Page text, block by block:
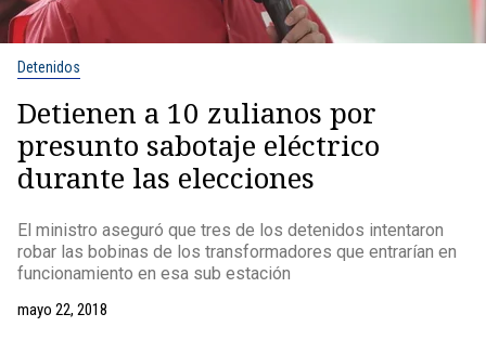
Detenidos
Detienen a 10 zulianos por
presunto sabotaje eléctrico
durante las elecciones
El ministro aseguró que tres de los detenidos intentaron
robar las bobinas de los transformadores que entrarían en
funcionamiento en esa sub estación
mayo 22, 2018